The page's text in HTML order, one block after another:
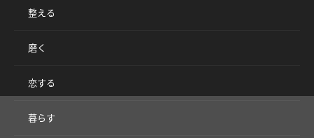
整える
磨く
恋する
暮らす